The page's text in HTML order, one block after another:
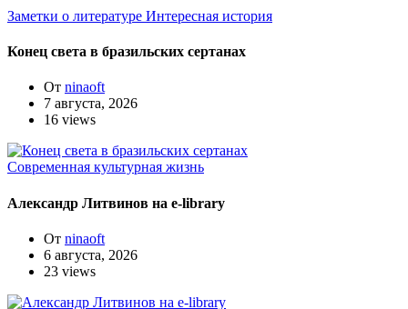
Заметки о литературе Интересная история
Конец света в бразильских сертанах
От ninaoft
7 августа, 2026
16 views
Современная культурная жизнь
Александр Литвинов на e-library
От ninaoft
6 августа, 2026
23 views